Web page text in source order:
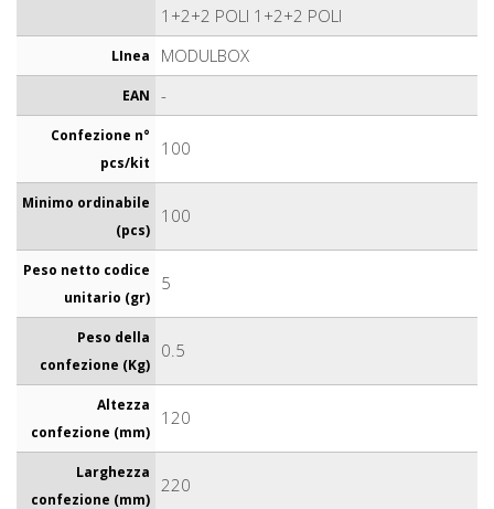
1+2+2 POLI 1+2+2 POLI
LInea MODULBOX
EAN -
Confezione n°
pcs/kit
100
Minimo ordinabile
(pcs)
100
Peso netto codice
unitario (gr)
5
Peso della
confezione (Kg)
0.5
Altezza
confezione (mm)
120
Larghezza
confezione (mm)
220